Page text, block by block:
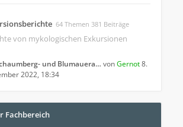
64 Themen 381 Beiträge
von mykologischen Exkursionen
und Blumauera… vonGernot8.
2022, 18:34
Fachbereich